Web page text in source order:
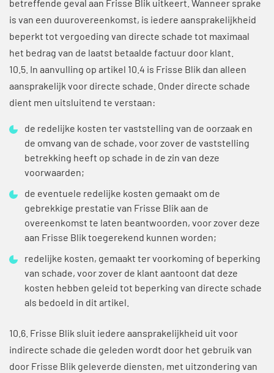
betreffende geval aan Frisse Blik uitkeert. Wanneer sprake
is van een duurovereenkomst, is iedere aansprakelijkheid
beperkt tot vergoeding van directe schade tot maximaal
het bedrag van de laatst betaalde factuur door klant.
10.5. In aanvulling op artikel 10.4 is Frisse Blik dan alleen
aansprakelijk voor directe schade. Onder directe schade
dient men uitsluitend te verstaan:
de redelijke kosten ter vaststelling van de oorzaak en
de omvang van de schade, voor zover de vaststelling
betrekking heeft op schade in de zin van deze
voorwaarden;
de eventuele redelijke kosten gemaakt om de
gebrekkige prestatie van Frisse Blik aan de
overeenkomst te laten beantwoorden, voor zover deze
aan Frisse Blik toegerekend kunnen worden;
redelijke kosten, gemaakt ter voorkoming of beperking
van schade, voor zover de klant aantoont dat deze
kosten hebben geleid tot beperking van directe schade
als bedoeld in dit artikel.
10.6. Frisse Blik sluit iedere aansprakelijkheid uit voor
indirecte schade die geleden wordt door het gebruik van
door Frisse Blik geleverde diensten, met uitzondering van